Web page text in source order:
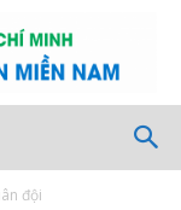
đội